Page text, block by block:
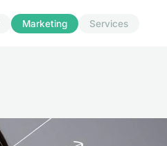
Marketing Services